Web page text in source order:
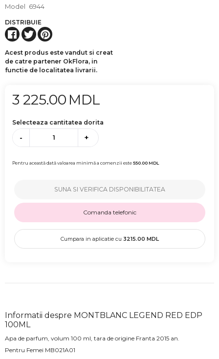
Model 6944
DISTRIBUIE
Acest produs este vandut si creat
de catre partener OkFlora, in
functie de localitatea livrarii.
3 225.00 MDL
Selecteaza cantitatea dorita
- +
Pentru această dată valoarea minimă a comenzii este550.00MDL
SUNA SI VERIFICA DISPONIBILITATEA
Comanda telefonic
Cumpara in aplicatie cu 3215.00 MDL
Informatii despre MONTBLANC LEGEND RED EDP
100ML
Apa de parfum, volum 100 ml, tara de origine Franta 2015 an.
Pentru Femei MB021A01